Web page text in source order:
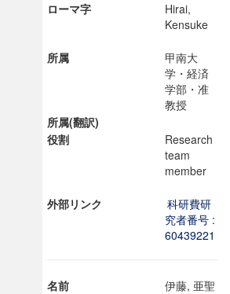
ローマ字
Hirai,
Kensuke
所属
甲南大
学・経済
学部・准
教授
所属(翻訳)
役割
Research
team
member
外部リンク
科研費研
究者番号 :
60439221
名前 伊藤, 亜聖